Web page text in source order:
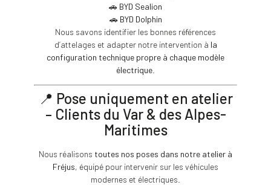
🚗 BYD Sealion
🚗 BYD Dolphin
Nous savons identifier les bonnes références
d’attelages et adapter notre intervention à la
configuration technique propre à chaque modèle
électrique
📍 Pose uniquement en atelier
– Clients du Var & des Alpes-
Maritimes
Nous réalisons toutes nos poses dans notre atelier à
Fréjus, équipé pour intervenir sur les véhicules
modernes et électriques.